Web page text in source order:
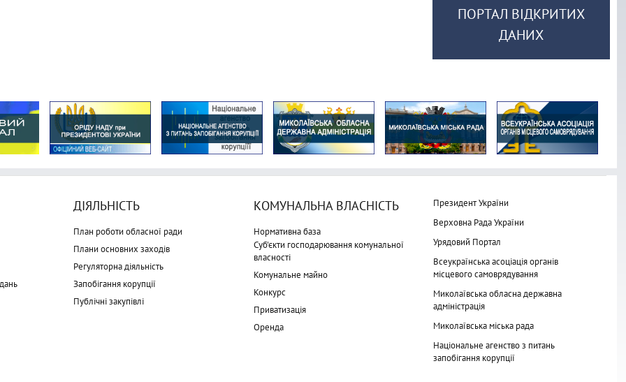
ПОРТАЛ ВІДКРИТИХ
ДАНИХ
ДІЯЛЬНІСТЬ
План роботи обласної ради
Плани основних заходів
Регуляторна діяльність
Запобігання корупції
Публічні закупівлі
КОМУНАЛЬНА ВЛАСНІСТЬ
Нормативна база
Суб'єкти господарювання комунальної
власності
Комунальне майно
Конкурс
Приватизація
Оренда
Президент України
Верховна Рада України
Урядовий Портал
Всеукраїнська асоціація органів
місцевого самоврядування
Миколаївська обласна державна
адміністрація
Миколаївська міська рада
Національне агенство з питань
запобігання корупції